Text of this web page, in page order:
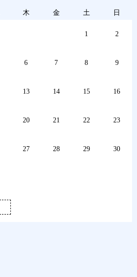
木 金 土 日
1 2
6 7 8 9
13 14 15 16
20 21 22 23
27 28 29 30